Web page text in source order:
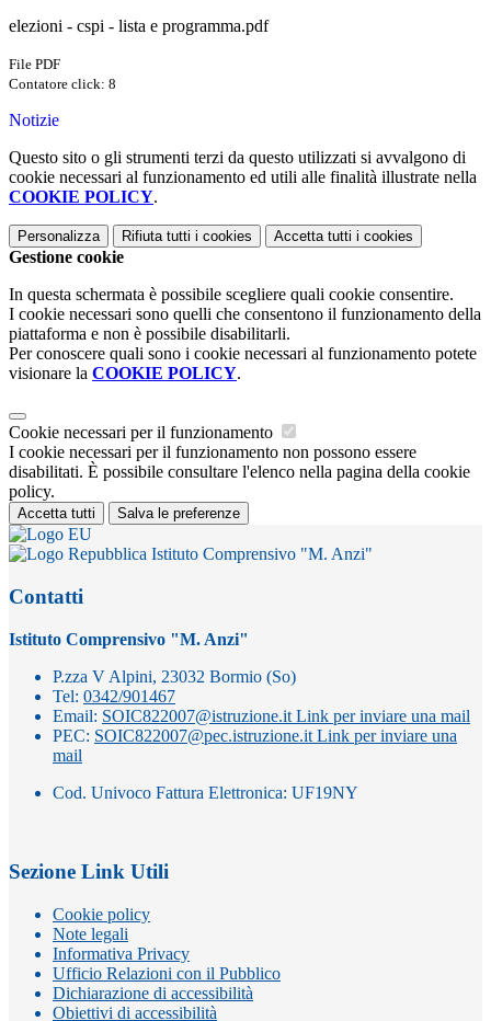
elezioni - cspi - lista e programma.pdf
File PDF
Contatore click: 8
Notizie
Questo sito o gli strumenti terzi da questo utilizzati si avvalgono di
cookie necessari al funzionamento ed utili alle finalità illustrate nella
COOKIE POLICY.
Personalizza Rifiuta tutti i cookies Accetta tutti i cookies
Gestione cookie
In questa schermata è possibile scegliere quali cookie consentire.
I cookie necessari sono quelli che consentono il funzionamento della
piattaforma e non è possibile disabilitarli.
Per conoscere quali sono i cookie necessari al funzionamento potete
visionare la COOKIE POLICY.
Cookie necessari per il funzionamento
I cookie necessari per il funzionamento non possono essere
disabilitati. È possibile consultare l'elenco nella pagina della cookie
policy.
Accetta tutti Salva le preferenze
Istituto Comprensivo "M. Anzi"
Contatti
Istituto Comprensivo "M. Anzi"
P.zza V Alpini, 23032 Bormio (So)
Tel: 0342/901467
Email: SOIC822007@istruzione.it Link per inviare una mail
PEC: SOIC822007@pec.istruzione.it Link per inviare una
mail
Cod. Univoco Fattura Elettronica: UF19NY
Sezione Link Utili
Cookie policy
Note legali
Informativa Privacy
Ufficio Relazioni con il Pubblico
Dichiarazione di accessibilità
Obiettivi di accessibilità